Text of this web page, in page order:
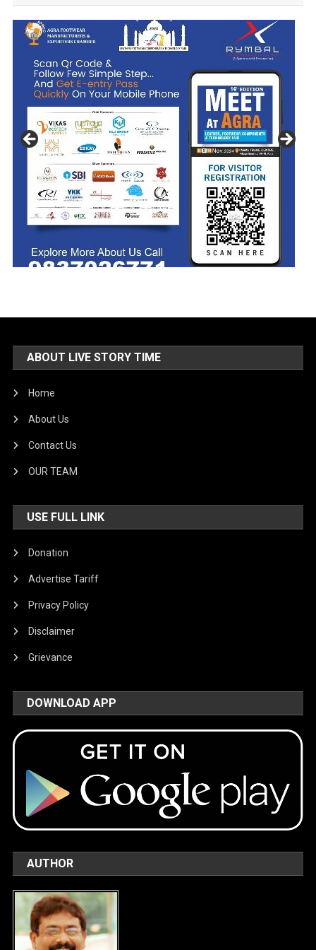
ABOUT LIVE STORY TIME
Home
About Us
Contact Us
OUR TEAM
USE FULL LINK
Donation
Advertise Tariff
Privacy Policy
Disclaimer
Grievance
DOWNLOAD APP
AUTHOR